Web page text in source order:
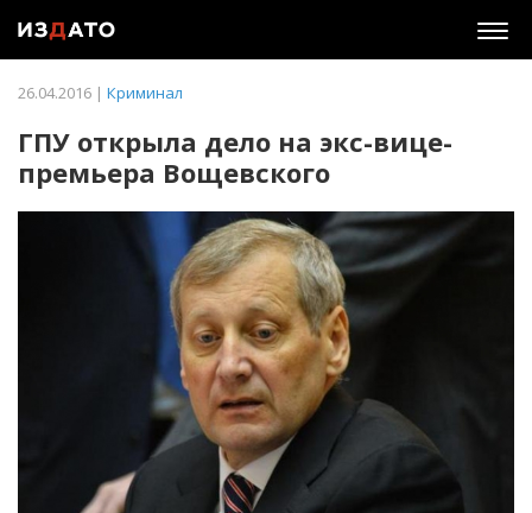
26.04.2016 | Криминал
ГПУ открыла дело на экс-вице-
премьера Вощевского